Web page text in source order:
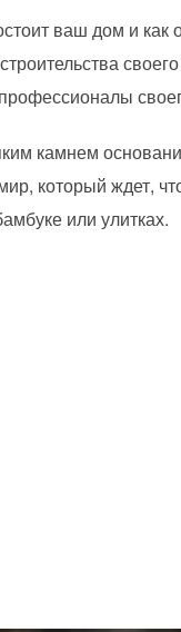
ваш дом и как
камнем
который ждет,
или улитках.